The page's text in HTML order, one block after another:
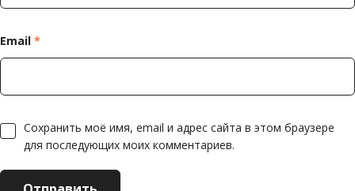
Email *
Сохранить моё имя, email и адрес сайта в этом браузере
для последующих моих комментариев.